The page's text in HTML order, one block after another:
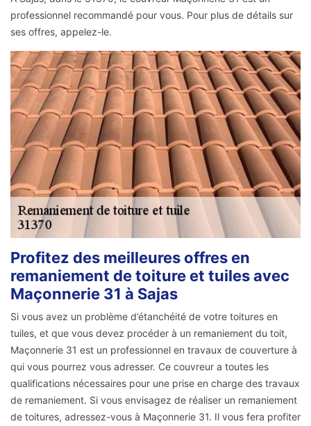
professionnel recommandé pour vous. Pour plus de détails sur
ses offres, appelez-le.
Profitez des meilleures offres en
remaniement de toiture et tuiles avec
Maçonnerie 31 à Sajas
Si vous avez un problème d’étanchéité de votre toitures en
tuiles, et que vous devez procéder à un remaniement du toit,
Maçonnerie 31 est un professionnel en travaux de couverture à
qui vous pourrez vous adresser. Ce couvreur a toutes les
qualifications nécessaires pour une prise en charge des travaux
de remaniement. Si vous envisagez de réaliser un remaniement
de toitures, adressez-vous à Maçonnerie 31. Il vous fera profiter